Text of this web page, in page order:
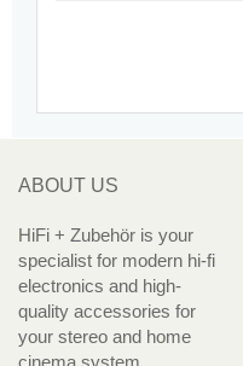
ABOUT US
HiFi + Zubehör is your
specialist for modern hi-fi
electronics and high-
quality accessories for
your stereo and home